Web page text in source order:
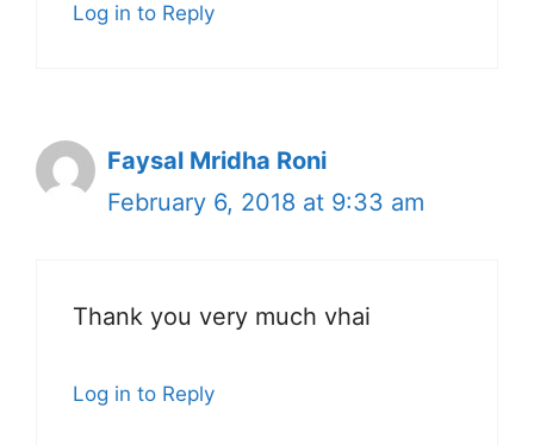
Log in to Reply
Faysal Mridha Roni
February 6, 2018 at 9:33 am
Thank you very much vhai
Log in to Reply